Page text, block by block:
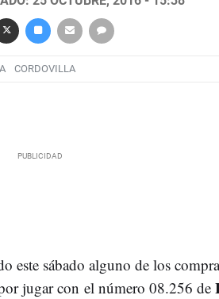
CORDOVILLA
este sábado alguno de los
jugar con el número 08.256 de